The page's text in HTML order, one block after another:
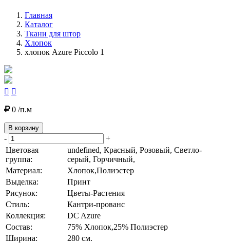
Главная
Каталог
Ткани для штор
Хлопок
хлопок Azure Piccolo 1
 
0 /п.м
В корзину
-
+
Цветовая
группа:
undefined, Красный, Розовый, Светло-
серый, Горчичный,
Материал:
Хлопок,Полиэстер
Выделка:
Принт
Рисунок:
Цветы-Растения
Стиль:
Кантри-прованс
Коллекция:
DC Azure
Состав:
75% Хлопок,25% Полиэстер
Ширина:
280 см.